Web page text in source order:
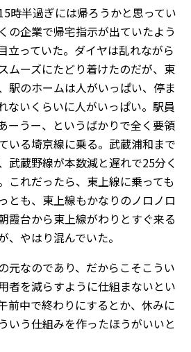
時半過ぎには帰ろうかと思ってい
の企業で帰宅指示が出ていたよう
立っていた。ダイヤは乱れながら
ムーズにたどり着けたのだが、東
駅のホームは人がいっぱい、停ま
ないくらいに人がいっぱい。駅員
ーうー、というばかりで全く要領
いる埼京線に乗る。武蔵浦和まで
武蔵野線が本数減と遅れで25分く
これだったら、東上線に乗っても
とも、東上線もかなりのノロノロ
霞台から東上線がわりとすぐ来る
、やはり混んでいた。
元なのであり、だからこそこうい
者を減らすように仕組まないとい
前中で終わりにするとか、休みに
いう仕組みを作ったほうがいいと